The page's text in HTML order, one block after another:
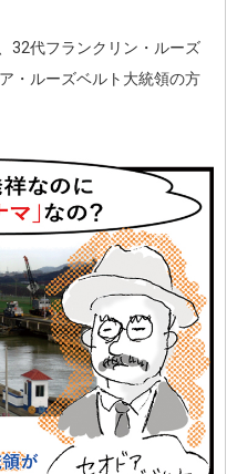
32代フランクリン・ルーズ
・ルーズベルト大統領の方